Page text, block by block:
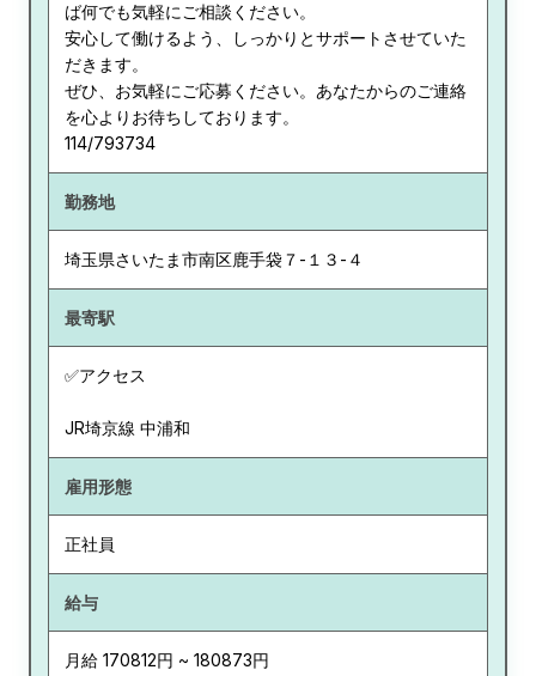
ば何でも気軽にご相談ください。
安心して働けるよう、しっかりとサポートさせていた
だきます。
ぜひ、お気軽にご応募ください。あなたからのご連絡
を心よりお待ちしております。
114/793734
勤務地
埼玉県さいたま市南区鹿手袋７-１３-４
最寄駅
✅アクセス
JR埼京線 中浦和
雇用形態
正社員
給与
月給 170812円 ~ 180873円